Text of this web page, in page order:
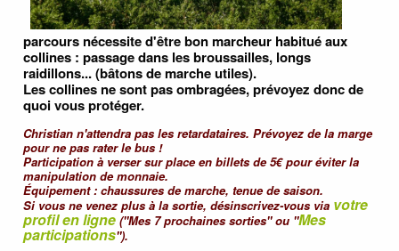
parcours nécessite d'être bon marcheur habitué aux
collines : passage dans les broussailles, longs
raidillons... (bâtons de marche utiles).
Les collines ne sont pas ombragées, prévoyez donc de
quoi vous protéger.
Christian n'attendra pas les retardataires. Prévoyez de la marge
pour ne pas rater le bus !
Participation à verser sur place en billets de 5€ pour éviter la
manipulation de monnaie.
Équipement : chaussures de marche, tenue de saison.
Si vous ne venez plus à la sortie, désinscrivez-vous via votre
profil en ligne ("Mes 7 prochaines sorties" ou "Mes
participations").